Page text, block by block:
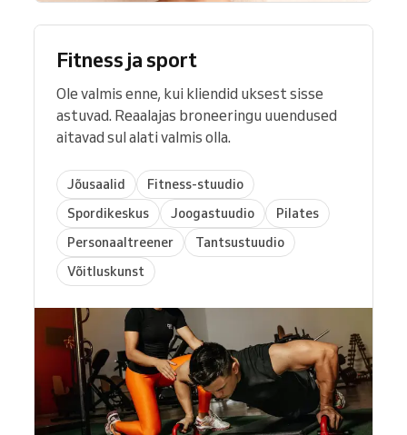
Fitness ja sport
Ole valmis enne, kui kliendid uksest sisse
astuvad. Reaalajas broneeringu uuendused
aitavad sul alati valmis olla.
Jõusaalid
Fitness-stuudio
Spordikeskus
Joogastuudio
Pilates
Personaaltreener
Tantsustuudio
Võitluskunst